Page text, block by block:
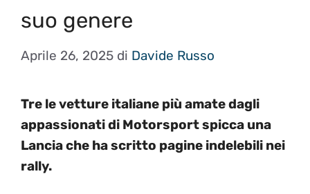
suo genere
Aprile 26, 2025 di Davide Russo
Tre le vetture italiane più amate dagli
appassionati di Motorsport spicca una
Lancia che ha scritto pagine indelebili nei
rally.